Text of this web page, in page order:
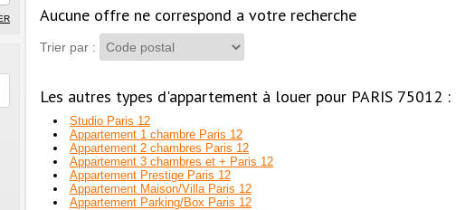
Aucune offre ne correspond a votre recherche
Trier par :
Les autres types d'appartement à louer pour PARIS 75012 :
Studio Paris 12
Appartement 1 chambre Paris 12
Appartement 2 chambres Paris 12
Appartement 3 chambres et + Paris 12
Appartement Prestige Paris 12
Appartement Maison/Villa Paris 12
Appartement Parking/Box Paris 12